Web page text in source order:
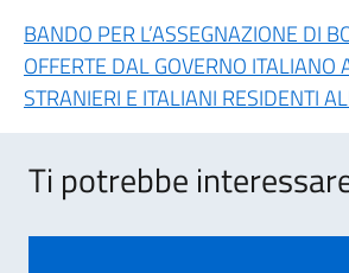
BANDO PER L’ASSEGNAZIONE DI
OFFERTE DAL GOVERNO ITALIANO
STRANIERI E ITALIANI RESIDENTI
Ti potrebbe